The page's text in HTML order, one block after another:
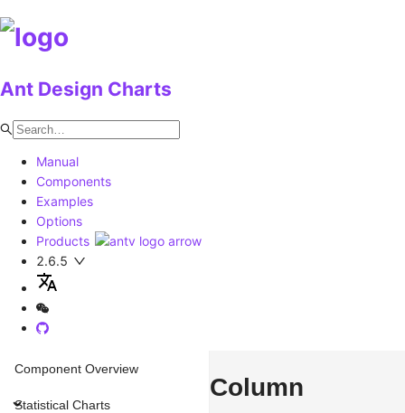
Ant Design Charts
Manual
Components
Examples
Options
Products
2.6.5
Component Overview
Statistical Charts
Column